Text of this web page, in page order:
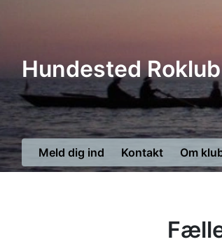
Hundested Roklub
Meld dig ind Kontakt Om